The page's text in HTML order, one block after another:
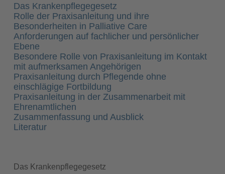
Das Krankenpflegegesetz
Rolle der Praxisanleitung und ihre
Besonderheiten in Palliative Care
Anforderungen auf fachlicher und persönlicher
Ebene
Besondere Rolle von Praxisanleitung im Kontakt
mit aufmerksamen Angehörigen
Praxisanleitung durch Pflegende ohne
einschlägige Fortbildung
Praxisanleitung in der Zusammenarbeit mit
Ehrenamtlichen
Zusammenfassung und Ausblick
Literatur
Das Krankenpflegegesetz